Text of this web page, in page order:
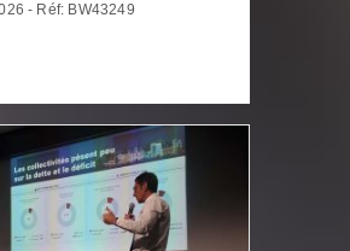
- Réf: BW43249